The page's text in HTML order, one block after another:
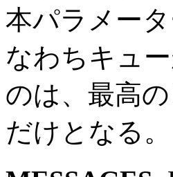
本パラメー
なわちキュ
のは、最高
だけとなる。